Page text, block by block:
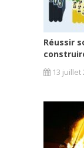
Réussir
13 juillet